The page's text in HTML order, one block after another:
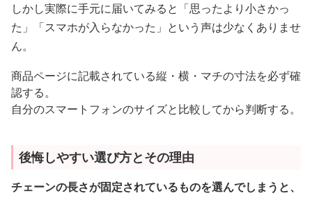
しかし実際に手元に届いてみると「思ったより小さかっ
た」「スマホが入らなかった」という声は少なくありませ
ん。
商品ページに記載されている縦・横・マチの寸法を必ず確
認する。
自分のスマートフォンのサイズと比較してから判断する。
後悔しやすい選び方とその理由
チェーンの長さが固定されているものを選んでしまうと、